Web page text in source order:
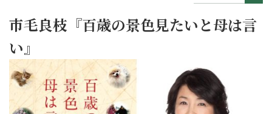
市毛良枝『百歳の景色見たいと母は言
い』